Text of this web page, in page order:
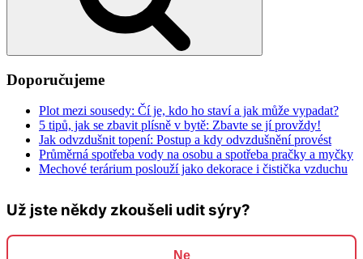
Doporučujeme
Plot mezi sousedy: Čí je, kdo ho staví a jak může vypadat?
5 tipů, jak se zbavit plísně v bytě: Zbavte se jí provždy!
Jak odvzdušnit topení: Postup a kdy odvzdušnění provést
Průměrná spotřeba vody na osobu a spotřeba pračky a myčky
Mechové terárium poslouží jako dekorace i čistička vzduchu
Už jste někdy zkoušeli udit sýry?
Ne